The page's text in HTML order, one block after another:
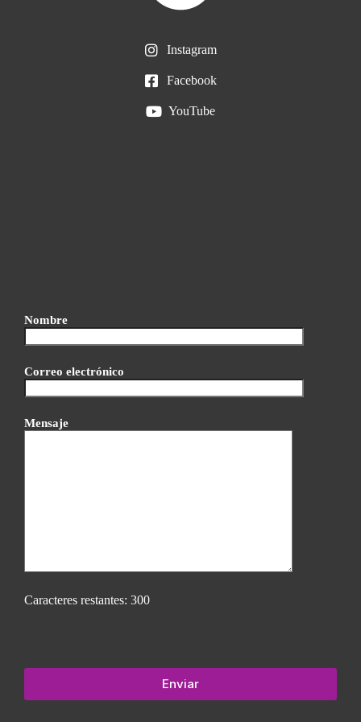
Instagram
Facebook
YouTube
Nombre
Correo electrónico
Mensaje
Caracteres restantes: 300